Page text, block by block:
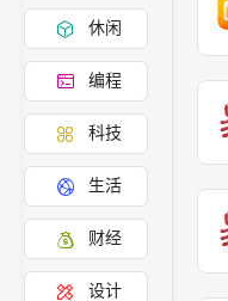
休闲
编程
科技
生活
财经
设计